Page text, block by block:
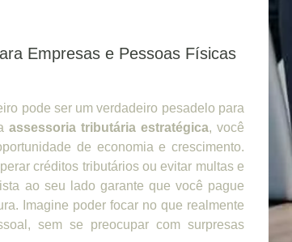
Empresas e Pessoas Físicas
pode ser um verdadeiro pesadelo para
assessoria tributária estratégica, você
de economia e crescimento.
créditos tributários ou evitar multas e
ao seu lado garante que você pague
Imagine poder focar no que realmente
sem se preocupar com surpresas